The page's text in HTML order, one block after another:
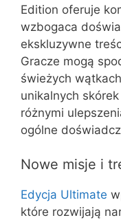
Edition oferuje
wzbogaca
ekskluzywne
Gracze mogą
świeżych
unikalnych
różnymi
ogólne
Nowe misje i
Edycja Ultimate
które rozwijają